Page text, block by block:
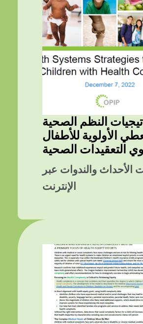
النظم الصحية
الأولوية للأطفال
التعقيدات الصحية
الأحداث والندوات عبر
الإنترنت